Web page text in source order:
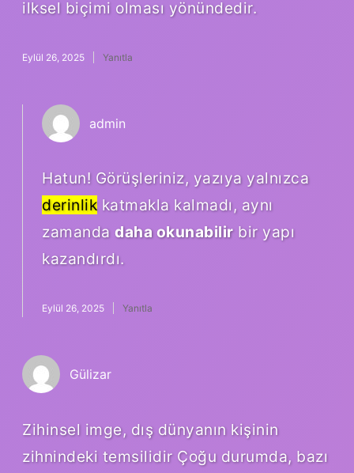
ilksel biçimi olması yönündedir.
Eylül 26, 2025 Yanıtla
admin
Hatun! Görüşleriniz, yazıya yalnızca
derinlikkatmakla kalmadı, aynı
zamanda daha okunabilirbir yapı
kazandırdı.
Eylül 26, 2025 Yanıtla
Gülizar
Zihinsel imge, dış dünyanın kişinin
zihnindeki temsilidir Çoğu durumda, bazı